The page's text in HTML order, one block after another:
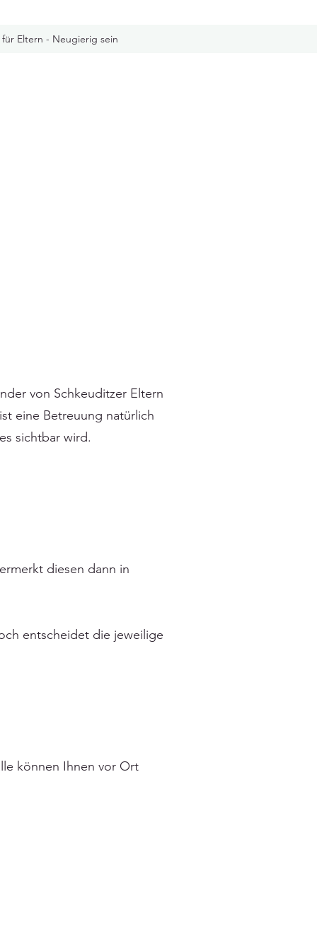
für Eltern - Neugierig sein
von Schkeuditzer Eltern
eine Betreuung natürlich
sichtbar wird.
diesen dann in
entscheidet die jeweilige
können Ihnen vor Ort